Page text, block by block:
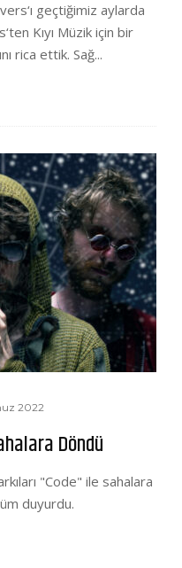
geçtiğimiz aylarda
Kıyı Müzik için bir
rica ettik. Sağ...
2022
Döndü
"Code" ile sahalara
duyurdu.